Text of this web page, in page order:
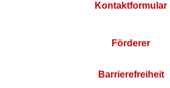
Kontaktformular
Förderer
Barrierefreiheit